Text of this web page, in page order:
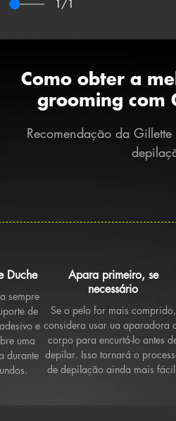
1 /1
Como obter a
grooming com
Recomendação da
Duche
sempre
de
e
uma
durante
Apara primeiro, se
necessário
Se o pelo for mais comprido,
considera usar ua aparadora
corpo para encurtá-lo antes
depilar. Isso tornará o
de depilação ainda mais